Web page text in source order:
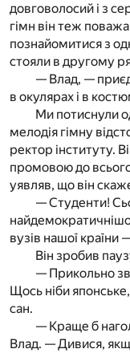
довговолосий і з
гімн він теж
познайомитися з
стояли в другому
— Влад, —
в окулярах і в
Ми потиснули
мелодія гімну
ректор інституту.
промовою до
уявляв, що він
— Студенти!
вузів нашої
Він зробив
— Прикольно
Щось ніби
сан.
— Краще б
Влад. — Дивися,